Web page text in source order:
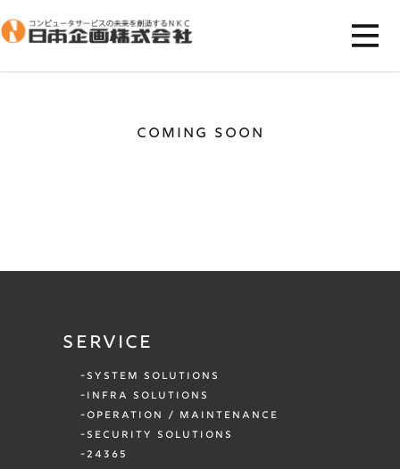
COMING SOON
SERVICE
SYSTEM SOLUTIONS
INFRA SOLUTIONS
OPERATION / MAINTENANCE
SECURITY SOLUTIONS
24365